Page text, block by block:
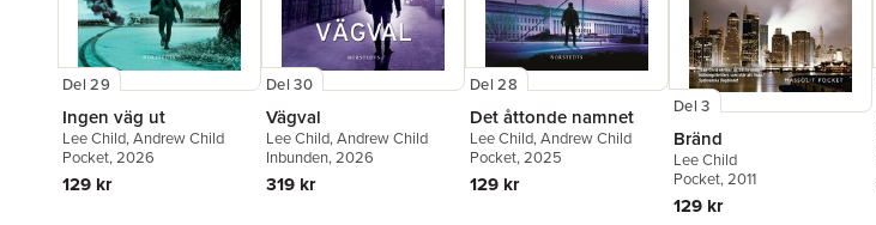
Del 29
Ingen väg ut
Lee Child,Andrew Child
Pocket, 2026
129 kr
Del 30
Vägval
Lee Child,Andrew Child
Inbunden, 2026
319 kr
Del 28
Det åttonde namnet
Lee Child,Andrew Child
Pocket, 2025
129 kr
Del 3
Bränd
Lee Child
Pocket, 2011
129 kr